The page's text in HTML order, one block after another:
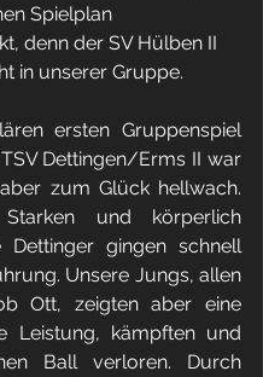
Spielplan
denn der SV Hülben II
in unserer Gruppe.
ersten Gruppenspiel
Dettingen/Erms II war
zum Glück hellwach.
und körperlich
Dettinger gingen schnell
Unsere Jungs, allen
Ott, zeigten aber eine
Leistung, kämpften und
Ball verloren. Durch